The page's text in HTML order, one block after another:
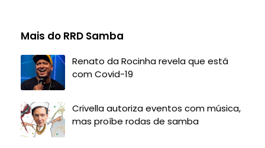
Mais do RRD Samba
Renato da Rocinha revela que está
com Covid-19
Crivella autoriza eventos com música,
mas proíbe rodas de samba